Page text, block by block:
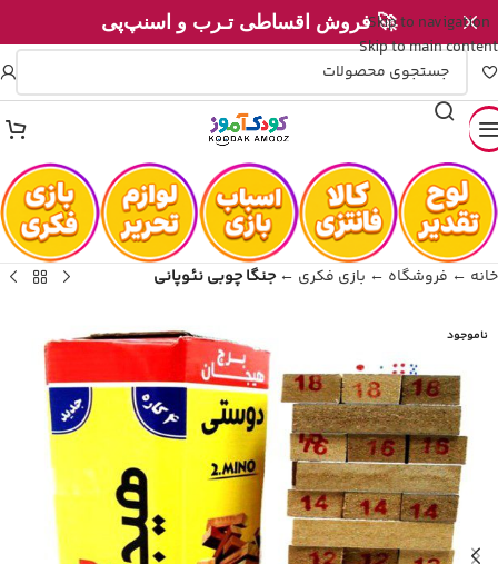
Skip to navigation
Skip to main content
🚀 فروش اقساطی تـرب و اسنپ‌پی
خانه ← فروشگاه ← بازی فکری ←جنگا چوبی نئوپانی
ناموجود